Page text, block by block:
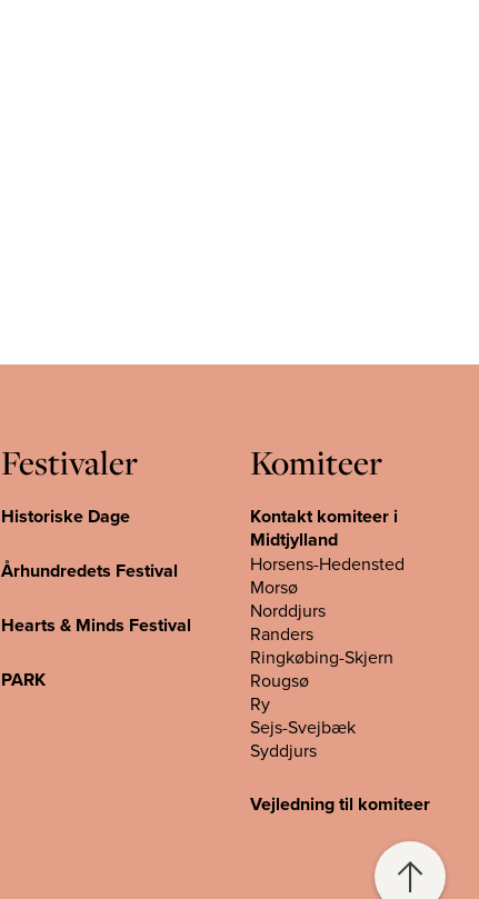
Festivaler
Historiske Dage
Århundredets Festival
Hearts & Minds Festival
PARK
Komiteer
Kontakt komiteer i
Midtjylland
Horsens-Hedensted
Morsø
Norddjurs
Randers
Ringkøbing-Skjern
Rougsø
Ry
Sejs-Svejbæk
Syddjurs
Vejledning til komiteer